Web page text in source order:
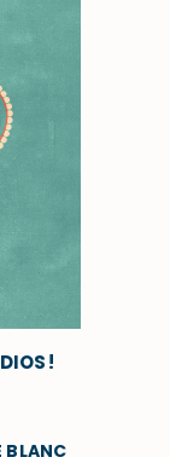
!
BLANC